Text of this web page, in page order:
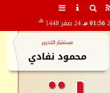
01:56 مـ 24 صفر 1448 هـ
مستشار التحرير
محمود نفادي